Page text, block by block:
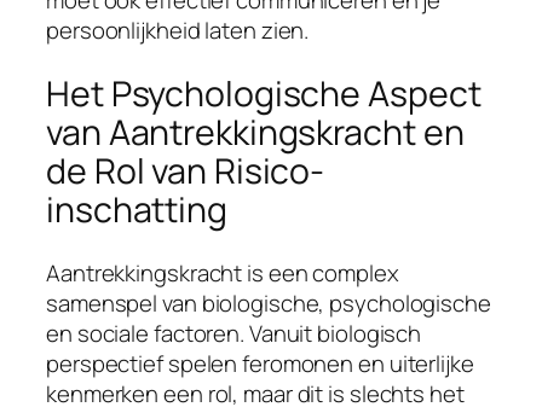
persoonlijkheid laten zien.
Het Psychologische Aspect
van Aantrekkingskracht en
de Rol van Risico-
inschatting
Aantrekkingskracht is een complex
samenspel van biologische, psychologische
en sociale factoren. Vanuit biologisch
perspectief spelen feromonen en uiterlijke
kenmerken een rol, maar dit is slechts het